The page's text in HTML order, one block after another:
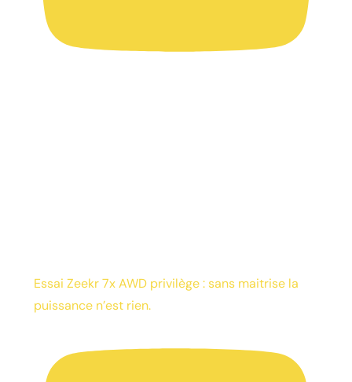
Essai Zeekr 7x AWD privilège : sans maitrise la
puissance n’est rien.